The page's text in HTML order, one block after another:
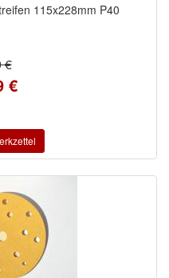
115x228mm P40
€
€